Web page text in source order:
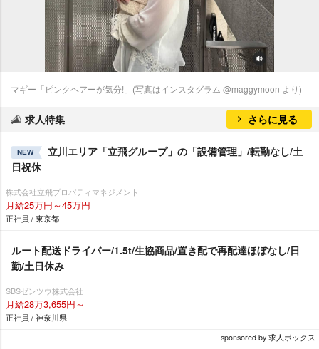
マギー「ピンクヘアーが気分!」(写真はインスタグラム @maggymoon より)
求人特集 さらに見る
NEW
立川エリア「立飛グループ」の「設備管理」/転勤なし/土
日祝休
株式会社立飛プロパティマネジメント
月給25万円～45万円
正社員 / 東京都
ルート配送ドライバー/1.5t/生協商品/置き配で再配達ほぼなし/日
勤/土日休み
SBSゼンツウ株式会社
月給28万3,655円～
正社員 / 神奈川県
sponsored by 求人ボックス